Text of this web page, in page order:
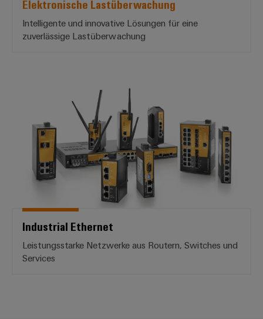
Elektronische Lastüberwachung
Intelligente und innovative Lösungen für eine
zuverlässige Lastüberwachung
Industrial Ethernet
Leistungsstarke Netzwerke aus Routern, Switches und
Services